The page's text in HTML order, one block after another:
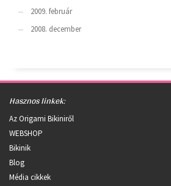
2009. február
2008. december
Hasznos linkek:
Az Origami Bikiniről
WEBSHOP
Bikinik
Blog
Média cikkek